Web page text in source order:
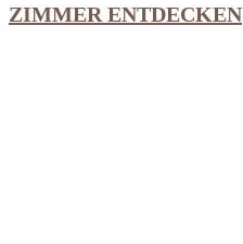
ZIMMER ENTDECKEN